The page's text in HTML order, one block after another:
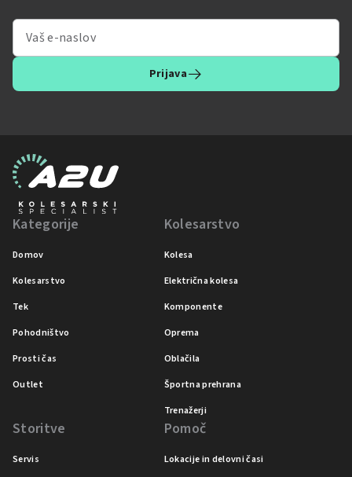
Prijava
Kategorije
Domov
Kolesarstvo
Tek
Pohodništvo
Prosti čas
Outlet
Kolesarstvo
Kolesa
Električna kolesa
Komponente
Oprema
Oblačila
Športna prehrana
Trenažerji
Storitve
Servis
Pomoč
Lokacije in delovni časi